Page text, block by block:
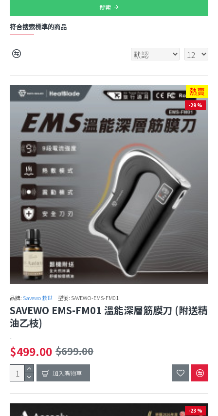
搜索
符合搜索標準的商品
熱賣
-29 %
品牌: Savewo 救世 型號: SAVEWO-EMS-FM01
SAVEWO EMS-FM01 溫能深層筋膜刀 (附送精
油乙枝)
..
$499.00 $699.00
加入購物車
-23 %